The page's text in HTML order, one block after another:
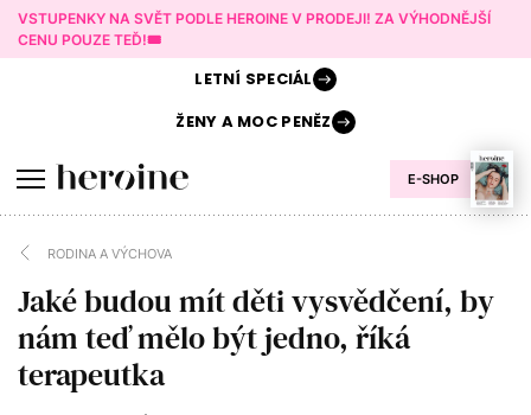
VSTUPENKY NA SVĚT PODLE HEROINE V PRODEJI! ZA VÝHODNĚJŠÍ
CENU POUZE TEĎ!🎟️
E-SHOP
LETNÍ SPECIÁL
ŽENY AMOC PENĚZ
RODINA A VÝCHOVA
Jaké budou mít děti vysvědčení, by
nám teď mělo být jedno, říká
terapeutka